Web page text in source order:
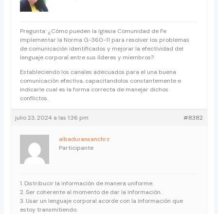
Pregunta: ¿Cómo pueden la Iglesia Comunidad de Fe
implementar la Norma G-360-11 para resolver los problemas
de comunicación identificados y mejorar la efectividad del
lenguaje corporal entre sus líderes y miembros?
Estableciendo los canales adecuados para el una buena
comunicación efectiva, capacitandolos constantemente e
indicarle cual es la forma correcta de manejar dichos
conflictos.
julio 23, 2024 a las 1:36 pm #8382
albaduransanchrz
Participante
1. Distribucir la información de manera uniforme.
2. Ser coherente al momento de dar la información.
3. Usar un lenguaje corporal acorde con la información que
estoy transmitiendo.